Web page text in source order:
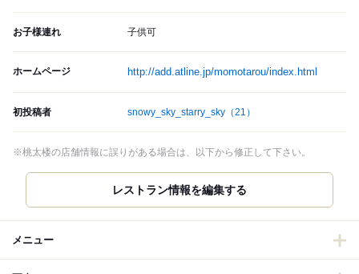
お子様連れ 子供可
ホームページ http://add.atline.jp/momotarou/index.html
初投稿者 snowy_sky_starry_sky （21）
※桃太楼の店舗情報に誤りがある場合は、以下から修正して下さい。
レストラン情報を編集する
メニュー